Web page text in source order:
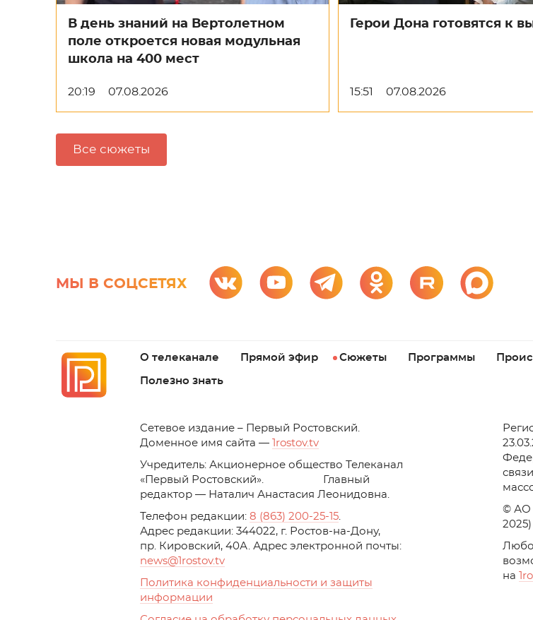
В день знаний на Вертолетном
поле откроется новая модульная
школа на 400 мест
20:19 07.08.2026
Герои Дона готовятся к
15:51 07.08.2026
Все сюжеты
МЫ В СОЦСЕТЯХ
О телеканале Прямой эфир Сюжеты Программы
Полезно знать
Cетевое издание – Первый Ростовский.
Доменное имя сайта —
1rostov.tv
Учредитель: Акционерное общество Телеканал
«Первый Ростовский». Главный
редактор — Наталич Анастасия Леонидовна.
Телефон редакции: 8 (863) 200-25-15.
Адрес редакции: 344022, г. Ростов-на-Дону,
пр. Кировский, 40А. Адрес электронной почты:
news@1rostov.tv
Политика конфиденциальности и защиты
информации
© АО
2025)
на